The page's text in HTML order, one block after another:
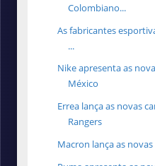
Colombiano...
As fabricantes
...
Nike apresenta as
México
Errea lança as novas
Rangers
Macron lança as